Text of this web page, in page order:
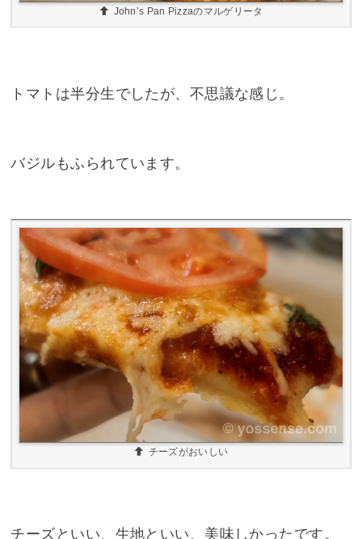
John’s Pan Pizzaのマルゲリータ
トマトは半分生でしたが、不思議な感じ。
バジルもふられています。
チーズがおいしい
チーズといい、生地といい、美味しかったです。